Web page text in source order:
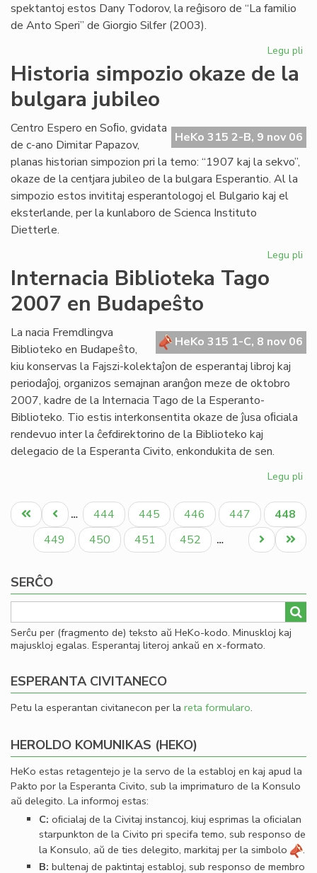
spektantoj estos Dany Todorov, la reĝisoro de “La familio
de Anto Speri” de Giorgio Silfer (2003).
Legu pli
Historia simpozio okaze de la
bulgara jubileo
HeKo 315 2-B, 9 nov 06
Centro Espero en Soﬁo, gvidata
de c-ano Dimitar Papazov,
planas historian simpozion pri la temo: “1907 kaj la sekvo”,
okaze de la centjara jubileo de la bulgara Esperantio. Al la
simpozio estos invititaj esperantologoj el Bulgario kaj el
eksterlande, per la kunlaboro de Scienca Instituto
Dietterle.
Legu pli
la
Internacia Biblioteka Tago
2007 en Budapeŝto
HeKo 315 1-C, 8 nov 06
La nacia Fremdlingva
Biblioteko en Budapeŝto,
kiu konservas la Fajszi-kolektaĵon de esperantaj libroj kaj
periodaĵoj, organizos semajnan aranĝon meze de oktobro
2007, kadre de la Internacia Tago de la Esperanto-
Biblioteko. Tio estis interkonsentita okaze de ĵusa oﬁciala
rendevuo inter la ĉefdirektorino de la Biblioteko kaj
delegacio de la Esperanta Civito, enkondukita de sen.
Legu pli
en
Pagination
Unua
paĝo
Antaŭa
paĝo
… Paĝo
444 Paĝo
445 Paĝo
446 Paĝo
447
Aktuala
paĝo
448
Paĝo
449 Paĝo
450 Paĝo
451 Paĝo
452 …
Last
page
Next
page
SERĈO
Serĉu per (fragmento de) teksto aŭ HeKo-kodo. Minuskloj kaj
majuskloj egalas. Esperantaj literoj ankaŭ en x-formato.
ESPERANTA CIVITANECO
Petu la esperantan civitanecon per la reta formularo.
HEROLDO KOMUNIKAS (HEKO)
HeKo estas retagentejo je la servo de la establoj en kaj apud la
Pakto por la Esperanta Civito, sub la imprimaturo de la Konsulo
aŭ delegito. La informoj estas:
C: oﬁcialaj de la Civitaj instancoj, kiuj esprimas la oﬁcialan
starpunkton de la Civito pri specifa temo, sub responso de
la Konsulo, aŭ de ties delegito, markitaj per la simbolo
.
B: bultenaj de paktintaj establoj, sub responso de membro